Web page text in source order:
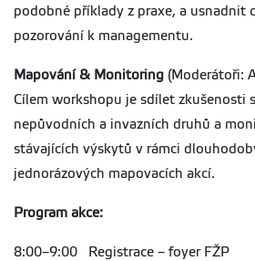
podobné příklady z praxe, a usnadnit
pozorování k managementu.
Mapování & Monitoring (Moderátoři:
Cílem workshopu je sdílet zkušenosti
nepůvodních a invazních druhů a
stávajících výskytů v rámci
jednorázových mapovacích akcí.
Program akce:
8:00–9:00
Registrace – foyer FŽP